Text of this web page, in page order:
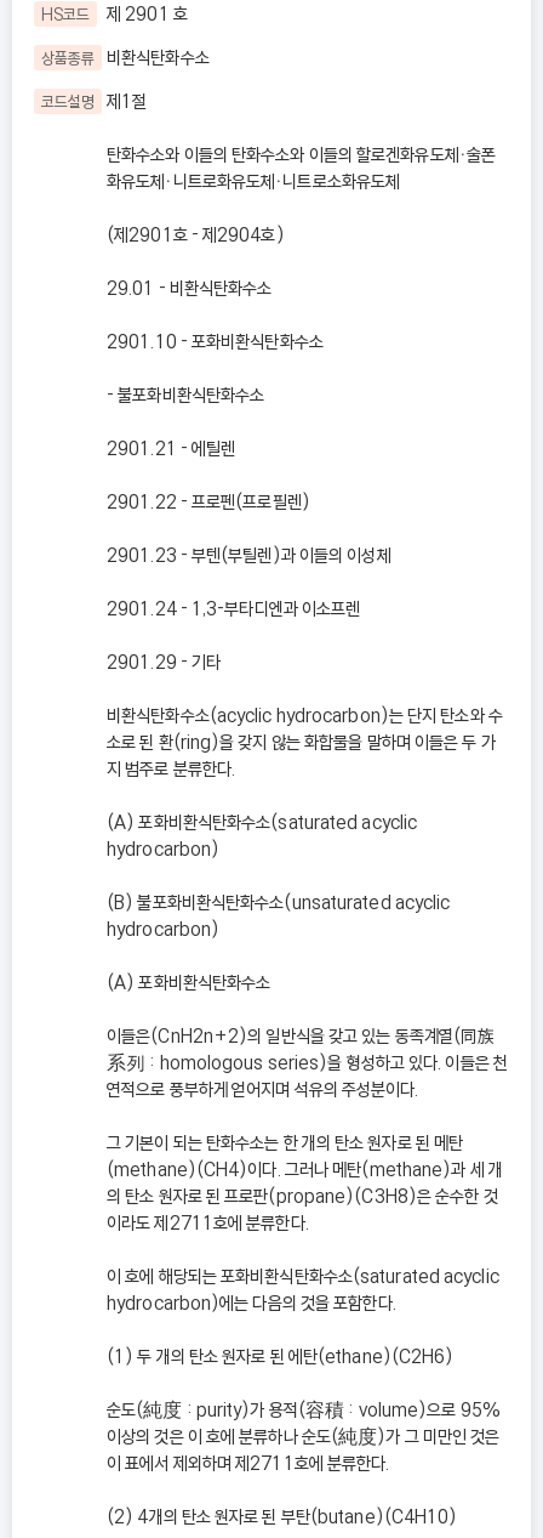
HS코드 제 2901 호
상품종류 비환식탄화수소
코드설명 제1절
탄화수소와 이들의 탄화수소와 이들의 할로겐화유도체ㆍ술폰
화유도체ㆍ니트로화유도체ㆍ니트로소화유도체
(제2901호 - 제2904호)
29.01 - 비환식탄화수소
2901.10 - 포화비환식탄화수소
- 불포화비환식탄화수소
2901.21 - 에틸렌
2901.22 - 프로펜(프로필렌)
2901.23 - 부텐(부틸렌)과 이들의 이성체
2901.24 - 1,3-부타디엔과 이소프렌
2901.29 - 기타
비환식탄화수소(acyclic hydrocarbon)는 단지 탄소와 수
소로 된 환(ring)을 갖지 않는 화합물을 말하며 이들은 두 가
지 범주로 분류한다.
(A) 포화비환식탄화수소(saturated acyclic
hydrocarbon)
(B) 불포화비환식탄화수소(unsaturated acyclic
hydrocarbon)
(A) 포화비환식탄화수소
이들은(CnH2n+2)의 일반식을 갖고 있는 동족계열(同族
系列 : homologous series)을 형성하고 있다. 이들은 천
연적으로 풍부하게 얻어지며 석유의 주성분이다.
그 기본이 되는 탄화수소는 한 개의 탄소 원자로 된 메탄
(methane)(CH4)이다. 그러나 메탄(methane)과 세 개
의 탄소 원자로 된 프로판(propane)(C3H8)은 순수한 것
이라도 제2711호에 분류한다.
이 호에 해당되는 포화비환식탄화수소(saturated acyclic
hydrocarbon)에는 다음의 것을 포함한다.
(1) 두 개의 탄소 원자로 된 에탄(ethane)(C2H6)
순도(純度 : purity)가 용적(容積 : volume)으로 95%
이상의 것은 이 호에 분류하나 순도(純度)가 그 미만인 것은
이 표에서 제외하며 제2711호에 분류한다.
(2) 4개의 탄소 원자로 된 부탄(butane)(C4H10)